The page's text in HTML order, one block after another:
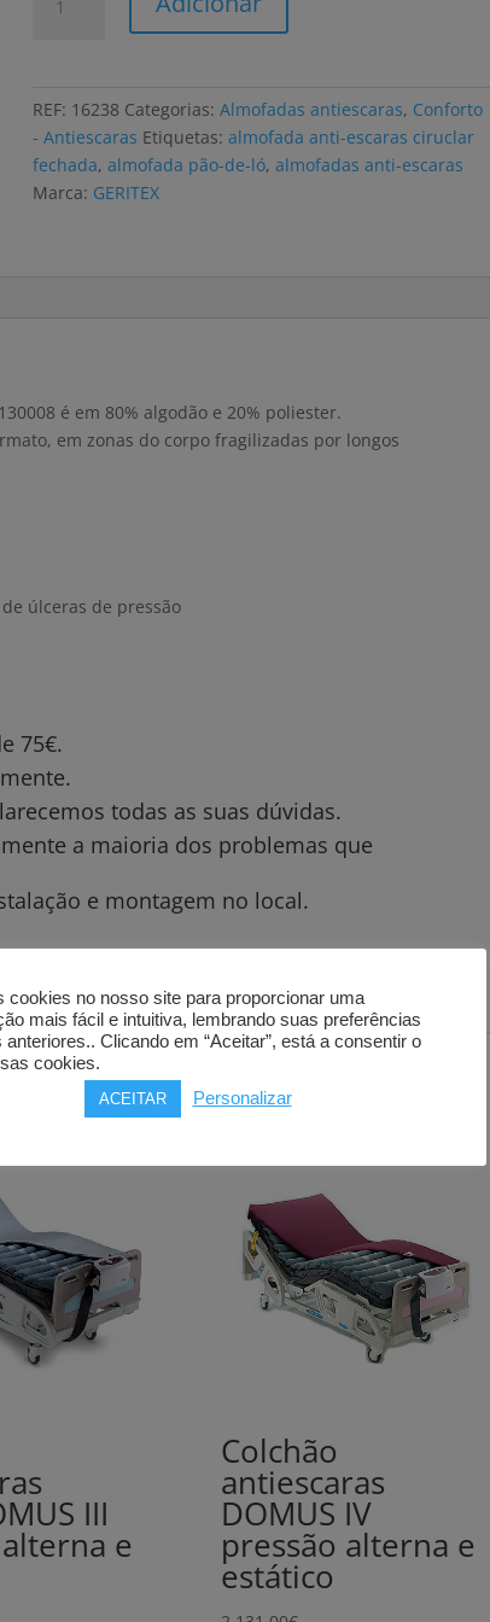
circular,
com
abertura
REF: 16238 Categorias:Almofadas antiescaras, Conforto
- Antiescaras Etiquetas:almofada anti-escaras ciruclar
fechada,almofada pão-de-ló,almofadas anti-escaras
Marca: GERITEX
é em 80% algodão e 20% poliester.
em zonas do corpo fragilizadas por longos
úlceras de pressão
75€.
todas as suas dúvidas.
a maioria dos problemas que
e montagem no local.
III
e
Colchão
antiescaras
DOMUS IV
pressão alterna e
estático
cookies no nosso site para proporcionar uma
mais fácil e intuitiva, lembrando suas preferências
anteriores.. Clicando em “Aceitar”, está a consentir o
cookies.
ACEITAR Personalizar